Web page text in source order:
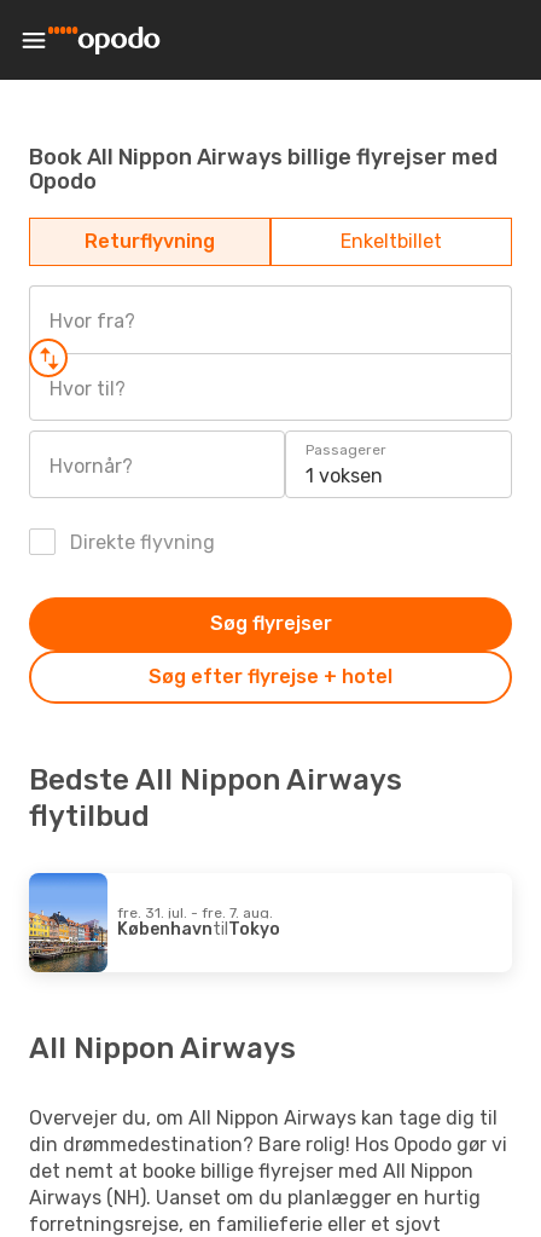
Book All Nippon Airways billige flyrejser med
Opodo
Returflyvning Enkeltbillet
Hvor fra?
Hvor til?
Hvornår?
Passagerer
1 voksen
Direkte flyvning
Søg efter flyrejse + hotel
Søg flyrejser
Bedste All Nippon Airways
flytilbud
fre. 31. jul. - fre. 7. aug.
KøbenhavntilTokyo
All Nippon Airways
Overvejer du, om All Nippon Airways kan tage dig til
din drømmedestination? Bare rolig! Hos Opodo gør vi
det nemt at booke billige flyrejser med All Nippon
Airways (NH). Uanset om du planlægger en hurtig
forretningsrejse, en familieferie eller et sjovt